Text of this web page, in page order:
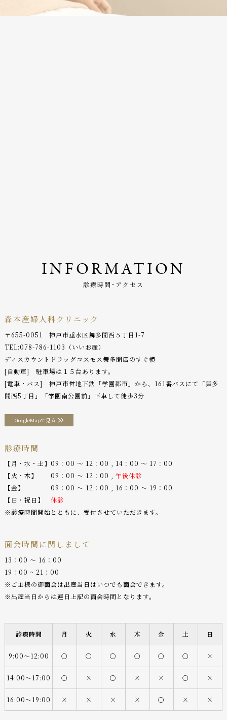
INFORMATION
診療時間･アクセス
森本産婦人科クリニック
〒655-0051 神戸市垂水区舞多聞西５丁目1-7
TEL:078-786-1103 （いいお産）
ディスカウントドラッグコスモス舞多聞店のすぐ横
[自動車] 駐車場は１５台あります。
[電車・バス] 神戸市営地下鉄「学園都市」から、161番バスにて「舞多
聞西5丁目」「学園南公園前」下車して徒歩3分
GoogleMapで見る
診療時間
【月・水・土】09：00 〜 12：00 , 14：00 〜 17：00
【火・木】 09：00 〜 12：00 , 午後休診
【金】 09：00 〜 12：00 , 16：00 〜 19：00
【日・祝日】 休診
※診療時間開始とともに、受付させていただきます。
面会時間に関しまして
13：00 〜 16：00
19：00 ~ 21：00
※ご主様の御面会は出産当日はいつでも面会できます。
※出産当日からは連日上記の面会時間となります。
診療時間 月 火 水 木 金 土 日
9:00〜12:00 ○ ○ ○ ○ ○ ○ ×
14:00〜17:00 ○ × ○ × × ○ ×
16:00〜19:00 × × × × ○ × ×